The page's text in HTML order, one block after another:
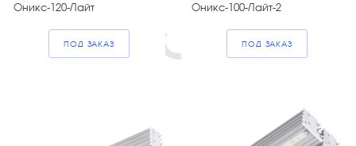
Оникс-120-Лайт
ПОД ЗАКАЗ
Оникс-100-Лайт-2
ПОД ЗАКАЗ